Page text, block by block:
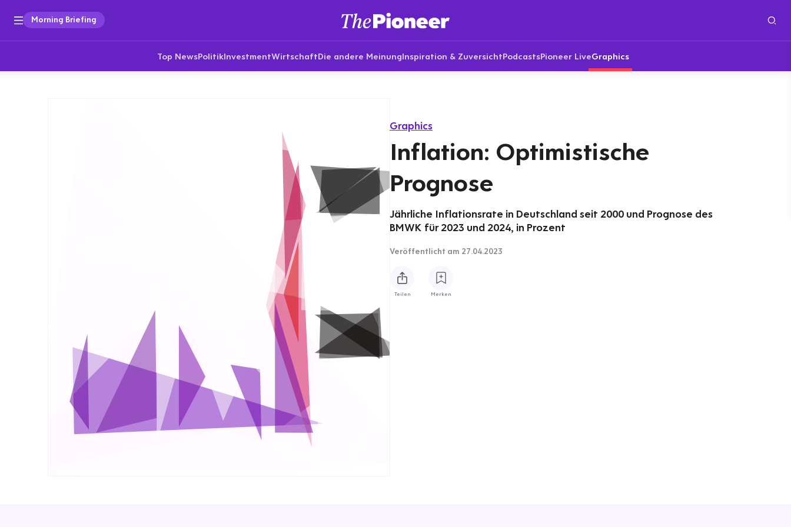
Morning Briefing
Top NewsPolitikInvestmentWirtschaftDie andere MeinungInspiration & ZuversichtPodcastsPioneer LiveGraphics
Graphics
Inflation: Optimistische
Prognose
Jährliche Inflationsrate in Deutschland seit 2000 und Prognose des
BMWK für 2023 und 2024, in Prozent
Veröffentlicht am 27.04.2023
Teilen Merken